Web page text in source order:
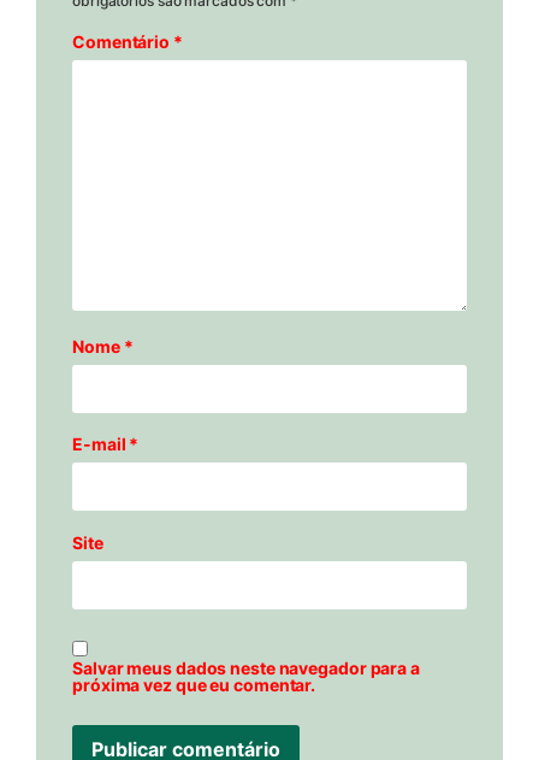
Comentário *
Nome *
E-mail *
Site
Salvar meus dados neste navegador para a
próxima vez que eu comentar.